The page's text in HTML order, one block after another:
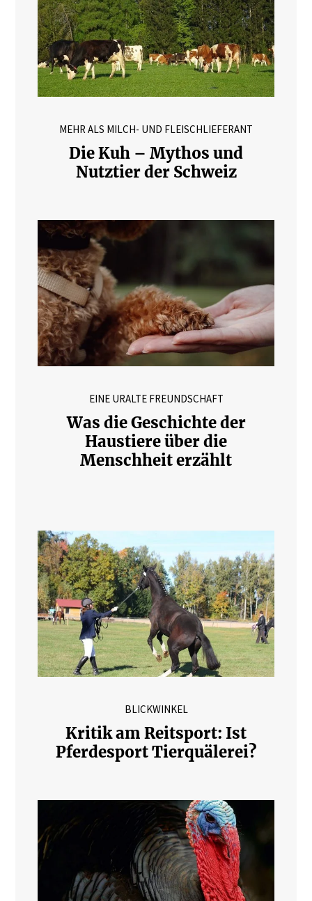
MEHR ALS MILCH- UND FLEISCHLIEFERANT
Die Kuh – Mythos und
Nutztier der Schweiz
EINE URALTE FREUNDSCHAFT
Was die Geschichte der
Haustiere über die
Menschheit erzählt
BLICKWINKEL
Kritik am Reitsport: Ist
Pferdesport Tierquälerei?